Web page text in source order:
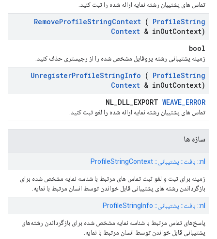
تماس های پشتیبان رشته نمایه ارائه شده را ثبت کنید.
RemoveProfileStringContext ( ProfileString
Context & inOutContext)
bool
زمینه پشتیبانی رشته پروفایل مشخص شده را از رجیستری حذف کنید.
UnregisterProfileStringInfo ( ProfileString
Context & inOutContext)
NL_DLL_EXPORT WEAVE_ERROR
تماس های پشتیبان رشته نمایه ارائه شده را لغو ثبت کنید.
سازه ها
nl:: بافت:: پشتیبانی:: ProfileStringContext
زمینه برای ثبت و لغو ثبت تماس های مرتبط با شناسه نمایه مشخص شده برای
بازگرداندن رشته های پشتیبانی قابل خواندن توسط انسان مرتبط با نمایه.
nl:: بافت:: پشتیبانی:: ProfileStringInfo
پاسخ‌های تماس مرتبط با شناسه نمایه مشخص شده برای بازگرداندن رشته‌های
پشتیبانی قابل خواندن توسط انسان مرتبط با نمایه.